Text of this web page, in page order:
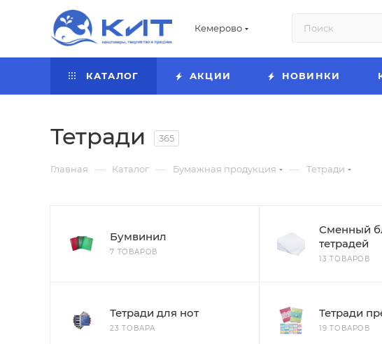
Кемерово
КАТАЛОГ АКЦИИ НОВИНКИ
Тетради 365
Главная — Каталог — Бумажная продукция — Тетради
Бумвинил
7 ТОВАРОВ
Сменный
тетрадей
13 ТОВАРОВ
Тетради для нот
23 ТОВАРА
Тетради
19 ТОВАРОВ